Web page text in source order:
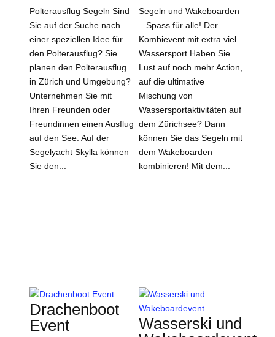
Polterausflug Segeln Sind
Sie auf der Suche nach
einer speziellen Idee für
den Polterausflug? Sie
planen den Polterausflug
in Zürich und Umgebung?
Unternehmen Sie mit
Ihren Freunden oder
Freundinnen einen Ausflug
auf den See. Auf der
Segelyacht Skylla können
Sie den...
Segeln und Wakeboarden
– Spass für alle! Der
Kombievent mit extra viel
Wassersport Haben Sie
Lust auf noch mehr Action,
auf die ultimative
Mischung von
Wassersportaktivitäten auf
dem Zürichsee? Dann
können Sie das Segeln mit
dem Wakeboarden
kombinieren! Mit dem...
Drachenboot
Event
Wasserski und